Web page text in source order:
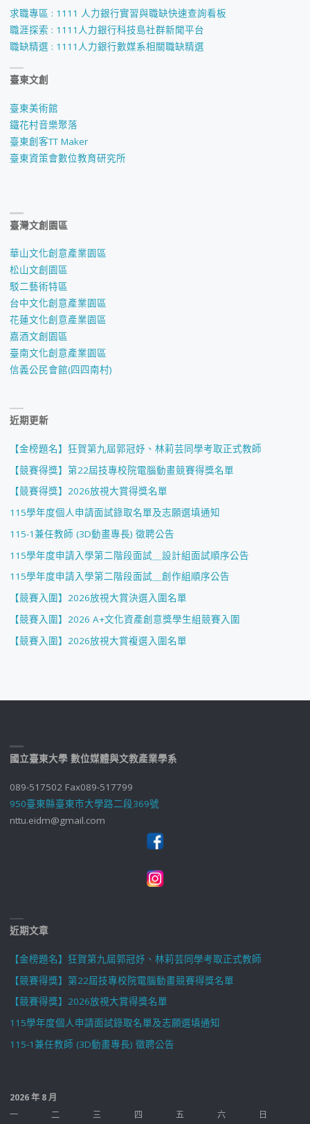
求職專區 : 1111 人力銀行實習與職缺快速查詢看板
職涯探索 : 1111人力銀行科技島社群新聞平台
職缺精選 : 1111人力銀行數媒系相關職缺精選
臺東文創
臺東美術館
鐵花村音樂聚落
臺東創客TT Maker
臺東資策會數位教育研究所
臺灣文創園區
華山文化創意產業園區
松山文創園區
駁二藝術特區
台中文化創意產業園區
花蓮文化創意產業園區
嘉酒文創園區
臺南文化創意產業園區
信義公民會館(四四南村)
近期更新
【金榜題名】狂賀第九屆郭冠妤、林莉芸同學考取正式教師
【競賽得獎】第22屆技專校院電腦動畫競賽得獎名單
【競賽得獎】2026放視大賞得獎名單
115學年度個人申請面試錄取名單及志願選填通知
115-1兼任教師 (3D動畫專長) 徵聘公告
115學年度申請入學第二階段面試＿設計組面試順序公告
115學年度申請入學第二階段面試＿創作組順序公告
【競賽入圍】2026放視大賞決選入圍名單
【競賽入圍】2026 A+文化資產創意獎學生組競賽入圍
【競賽入圍】2026放視大賞複選入圍名單
國立臺東大學 數位媒體與文教產業學系
089-517502 Fax089-517799
950臺東縣臺東市大學路二段369號
nttu.eidm@gmail.com
近期文章
【金榜題名】狂賀第九屆郭冠妤、林莉芸同學考取正式教師
【競賽得獎】第22屆技專校院電腦動畫競賽得獎名單
【競賽得獎】2026放視大賞得獎名單
115學年度個人申請面試錄取名單及志願選填通知
115-1兼任教師 (3D動畫專長) 徵聘公告
2026 年 8 月
一
二 三 四 五 六
日